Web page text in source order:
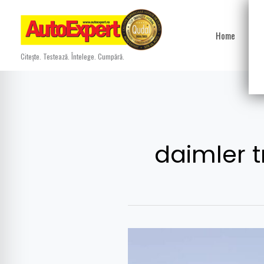
content
Citește. Testează. Întelege. Cumpără.
Home
daimler